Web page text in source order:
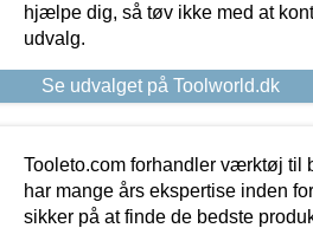
hjælpe dig, så tøv ikke med at
udvalg.
Se udvalget på Toolworld.dk
Tooleto.com forhandler værktøj til
har mange års ekspertise inden
sikker på at finde de bedste